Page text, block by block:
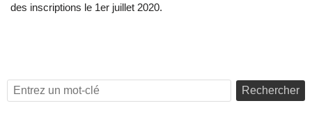
des inscriptions le 1er juillet 2020.
Rechercher